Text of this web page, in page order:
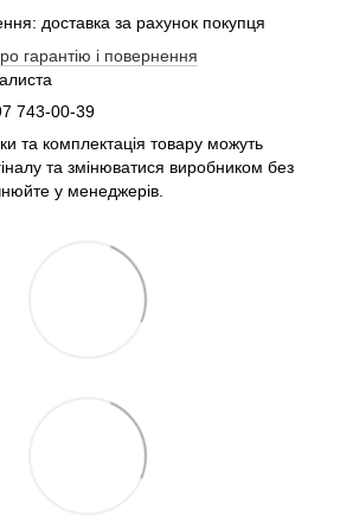
доставка за рахунок покупця
гарантію і повернення
743-00-39
та комплектація товару можуть
та змінюватися виробником без
у менеджерів.